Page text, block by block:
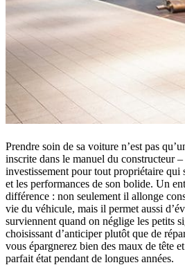
Prendre soin de sa voiture n’est pas
inscrite dans le manuel du constructeur
investissement pour tout propriétaire qui
et les performances de son bolide. Un
différence : non seulement il allonge
vie du véhicule, mais il permet aussi
surviennent quand on néglige les petits
choisissant d’anticiper plutôt que de
vous épargnerez bien des maux de tête
parfait état pendant de longues années.